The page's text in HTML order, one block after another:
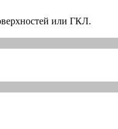
или ГКЛ.